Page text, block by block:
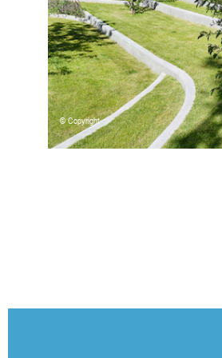
© Copyright